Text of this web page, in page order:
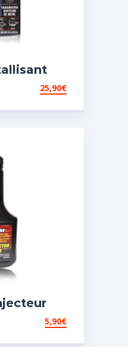
25,90€
5,90€